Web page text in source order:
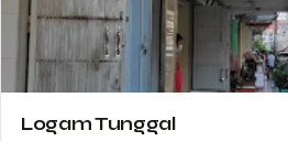
Logam Tunggal